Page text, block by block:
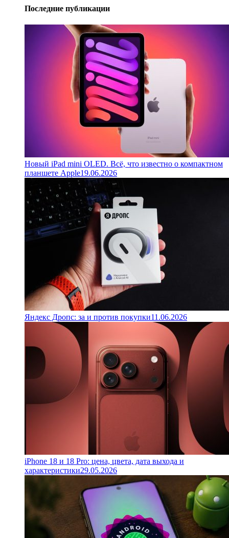
Последние публикации
Новый iPad mini OLED. Всё, что известно о компактном
планшете Apple19.06.2026
Яндекс Дропс: за и против покупки11.06.2026
iPhone 18 и 18 Pro: цена, цвета, дата выхода и
характеристики29.05.2026